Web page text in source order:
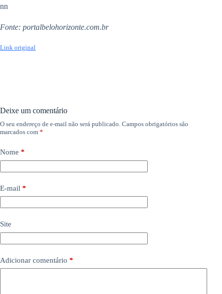
nn
Fonte: portalbelohorizonte.com.br
Link original
Deixe um comentário
O seu endereço de e-mail não será publicado. Campos obrigatórios são
marcados com *
Nome *
E-mail *
Site
Adicionar comentário *